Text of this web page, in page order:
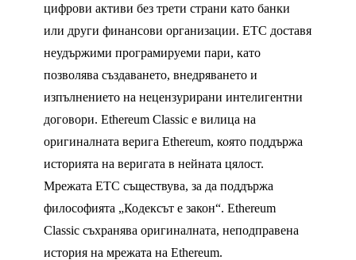
цифрови активи без трети страни като банки
или други финансови организации. ETC доставя
неудържими програмируеми пари, като
позволява създаването, внедряването и
изпълнението на нецензурирани интелигентни
договори. Ethereum Classic е вилица на
оригиналната верига Ethereum, която поддържа
историята на веригата в нейната цялост.
Мрежата ETC съществува, за да поддържа
философията „Кодексът е закон“. Ethereum
Classic съхранява оригиналната, неподправена
история на мрежата на Ethereum.